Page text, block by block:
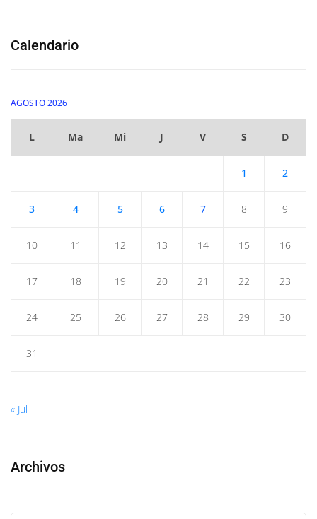
Calendario
AGOSTO 2026
L Ma Mi J V S D
1 2
3 4 5 6 7 8 9
10 11 12 13 14 15 16
17 18 19 20 21 22 23
24 25 26 27 28 29 30
31
« Jul
Archivos